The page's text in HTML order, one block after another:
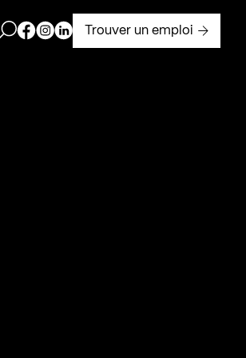
Ouvrir la barre de recherche
Page Facebook de Kollectif
Page Instagram de Kollectif
Page Linkedin de Kollectif
Trouver un emploi